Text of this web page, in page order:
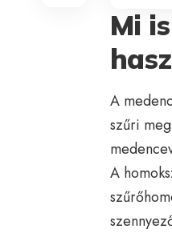
Mi
A
szűri
A